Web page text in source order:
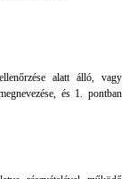
alatt álló, vagy
és 1. pontban